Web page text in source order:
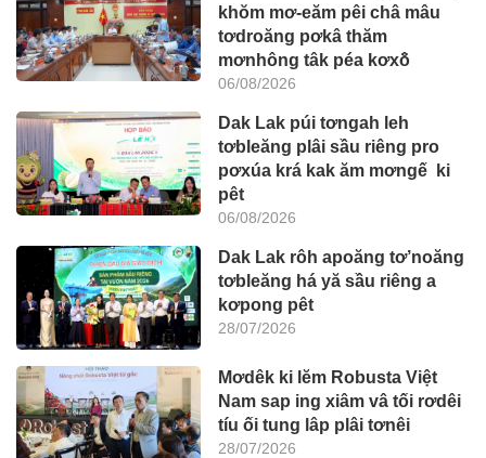
khŏm mơ-eăm pêi châ mâu
tơdroăng pơkâ thăm
mơnhông tâk péa kơxô̆
06/08/2026
Dak Lak púi tơngah leh
tơbleăng plâi sầu riêng pro
pơxúa krá kak ăm mơngế ki
pêt
06/08/2026
Dak Lak rôh apoăng tơ’noăng
tơbleăng há yă sầu riêng a
kơpong pêt
28/07/2026
Mơdêk ki lĕm Robusta Việt
Nam sap ing xiâm vâ tối rơdêi
tíu ối tung lâp plâi tơnêi
28/07/2026